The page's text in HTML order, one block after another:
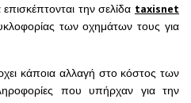
την σελίδα taxisnet
των οχημάτων τους για
κάποια αλλαγή στο κόστος των
που υπήρχαν για την